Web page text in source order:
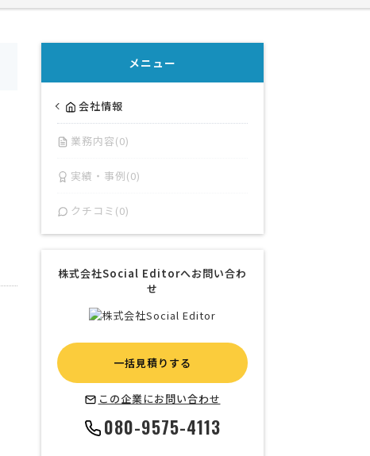
メニュー
会社情報
業務内容(0)
実績・事例(0)
クチコミ(0)
株式会社Social Editorへお問い合わ
せ
一括見積りする
この企業にお問い合わせ
080-9575-4113